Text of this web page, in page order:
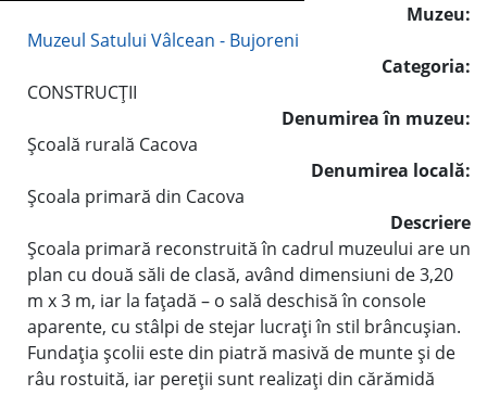
Muzeu:
Muzeul Satului Vâlcean - Bujoreni
Categoria:
CONSTRUCŢII
Denumirea în muzeu:
Şcoală rurală Cacova
Denumirea locală:
Şcoala primară din Cacova
Descriere
Şcoala primară reconstruită în cadrul muzeului are un
plan cu două săli de clasă, având dimensiuni de 3,20
m x 3 m, iar la faţadă – o sală deschisă în console
aparente, cu stâlpi de stejar lucraţi în stil brâncuşian.
Fundaţia şcolii este din piatră masivă de munte şi de
râu rostuită, iar pereţii sunt realizaţi din cărămidă